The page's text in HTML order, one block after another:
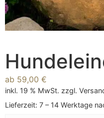
ab 59,00 €
inkl. 19 % MwSt. zzgl.
Lieferzeit: 7 – 14 Werktage